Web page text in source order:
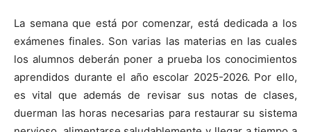
La semana que está por comenzar, está dedicada a los
exámenes finales. Son varias las materias en las cuales
los alumnos deberán poner a prueba los conocimientos
aprendidos durante el año escolar 2025-2026. Por ello,
es vital que además de revisar sus notas de clases,
duerman las horas necesarias para restaurar su sistema